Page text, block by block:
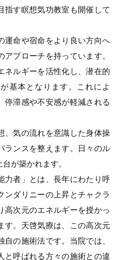
指す瞑想気功教室も開催して
運命や宿命をより良い方向へ
プローチを持っています。
ネルギーを活性化し、潜在的
基本となります。これによ
停滞感や不安感が軽減される
、気の流れを意識した身体操
ランスを整えます。日々のル
が築かれます。
力者」とは、長年にわたり呼
ンダリニーの上昇とチャクラ
高次元のエネルギーを授かっ
す。天啓気療は、この高次元
の施術法です。当院では、
と呼ばれる方々の施術との違